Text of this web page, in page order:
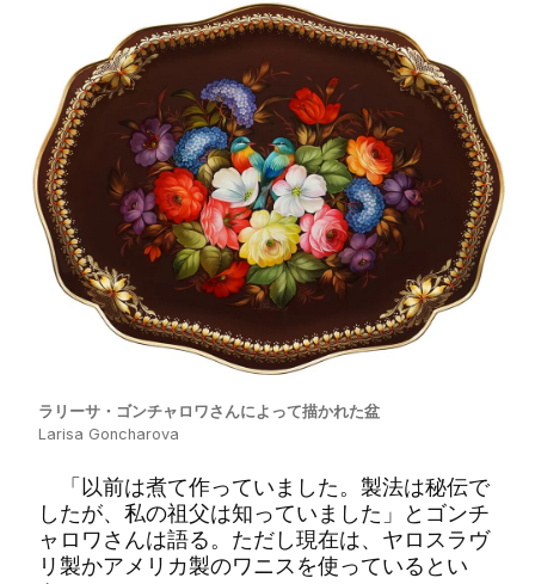
ラリーサ・ゴンチャロワさんによって描かれた盆
Larisa Goncharova
「以前は煮て作っていました。製法は秘伝で
したが、私の祖父は知っていました」とゴンチ
ャロワさんは語る。ただし現在は、ヤロスラヴ
リ製かアメリカ製のワニスを使っているとい